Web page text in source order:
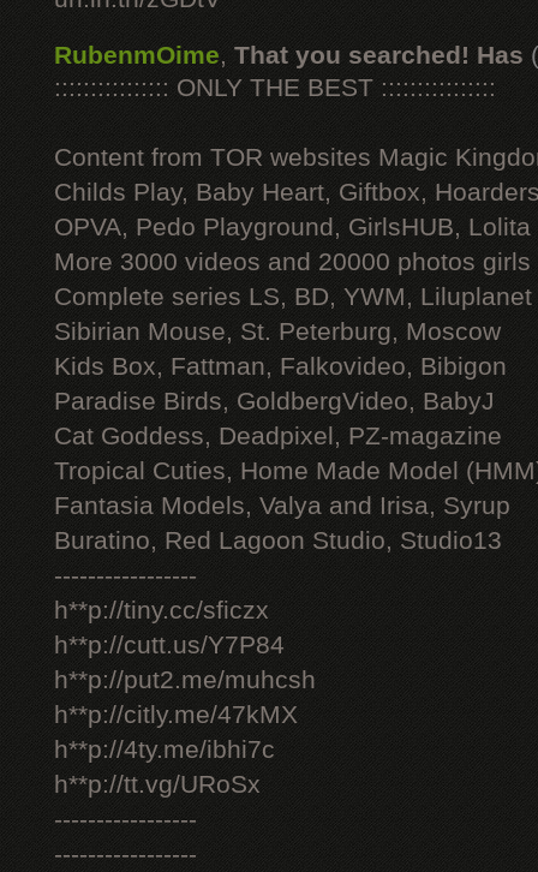
RubenmOime, That you searched! Has
:::::::::::::::: ONLY THE BEST ::::::::::::::::
Content from TOR websites Magic
Childs Play, Baby Heart, Giftbox,
OPVA, Pedo Playground, GirlsHUB, Lolita
More 3000 videos and 20000 photos
Complete series LS, BD, YWM, Liluplanet
Sibirian Mouse, St. Peterburg, Moscow
Kids Box, Fattman, Falkovideo, Bibigon
Paradise Birds, GoldbergVideo, BabyJ
Cat Goddess, Deadpixel, PZ-magazine
Tropical Cuties, Home Made Model
Fantasia Models, Valya and Irisa, Syrup
Buratino, Red Lagoon Studio, Studio13
-----------------
h**p://tiny.cc/sficzx
h**p://cutt.us/Y7P84
h**p://put2.me/muhcsh
h**p://citly.me/47kMX
h**p://4ty.me/ibhi7c
h**p://tt.vg/URoSx
-----------------
-----------------